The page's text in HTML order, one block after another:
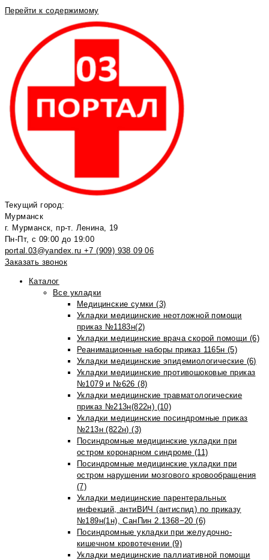
Перейти к содержимому
Текущий город:
Мурманск
г. Мурманск, пр-т. Ленина, 19
Пн-Пт, с 09:00 до 19:00
portal.03@yandex.ru +7 (909) 938 09 06
Заказать звонок
Каталог
Все укладки
Медицинские сумки (3)
Укладки медицинские неотложной помощи
приказ №1183н(2)
Укладки медицинские врача скорой помощи (6)
Реанимационные наборы приказ 1165н (5)
Укладки медицинские эпидемиологические (6)
Укладки медицинские противошоковые приказ
№1079 и №626 (8)
Укладки медицинские травматологические
приказ №213н(822н) (10)
Укладки медицинские посиндромные приказ
№213н (822н) (3)
Посиндромные медицинские укладки при
остром коронарном синдроме (11)
Посиндромные медицинские укладки при
остром нарушении мозгового кровообращения
(7)
Укладки медицинские парентеральных
инфекций, антиВИЧ (антиспид) по приказу
№189н(1н), СанПин 2.1368−20 (6)
Посиндромные укладки при желудочно-
кишечном кровотечении (9)
Укладки медицинские паллиативной помощи